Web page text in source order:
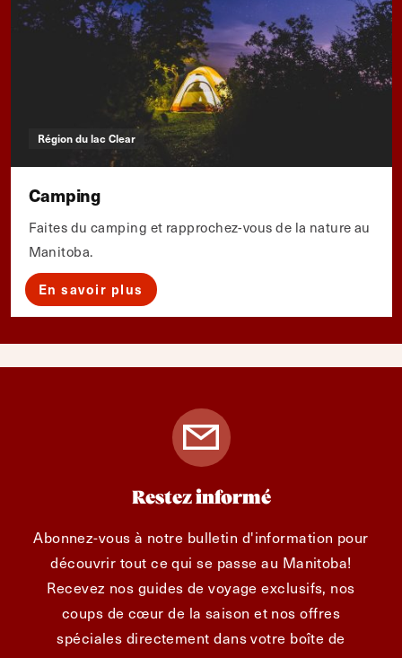
Région du lac Clear
Camping
Faites du camping et rapprochez-vous de la nature au
Manitoba.
En savoir plus
Restez informé
Abonnez-vous à notre bulletin d'information pour
découvrir tout ce qui se passe au Manitoba!
Recevez nos guides de voyage exclusifs, nos
coups de cœur de la saison et nos offres
spéciales directement dans votre boîte de